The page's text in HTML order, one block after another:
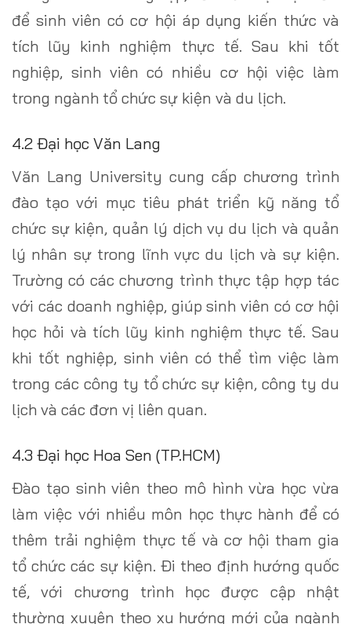
để sinh viên có cơ hội áp dụng kiến thức và
tích lũy kinh nghiệm thực tế. Sau khi tốt
nghiệp, sinh viên có nhiều cơ hội việc làm
trong ngành tổ chức sự kiện và du lịch.
4.2 Đại học Văn Lang
Văn Lang University cung cấp chương trình
đào tạo với mục tiêu phát triển kỹ năng tổ
chức sự kiện, quản lý dịch vụ du lịch và quản
lý nhân sự trong lĩnh vực du lịch và sự kiện.
Trường có các chương trình thực tập hợp tác
với các doanh nghiệp, giúp sinh viên có cơ hội
học hỏi và tích lũy kinh nghiệm thực tế. Sau
khi tốt nghiệp, sinh viên có thể tìm việc làm
trong các công ty tổ chức sự kiện, công ty du
lịch và các đơn vị liên quan.
4.3 Đại học Hoa Sen (TP.HCM)
Đào tạo sinh viên theo mô hình vừa học vừa
làm việc với nhiều môn học thực hành để có
thêm trải nghiệm thực tế và cơ hội tham gia
tổ chức các sự kiện. Đi theo định hướng quốc
tế, với chương trình học được cập nhật
thường xuyên theo xu hướng mới của ngành